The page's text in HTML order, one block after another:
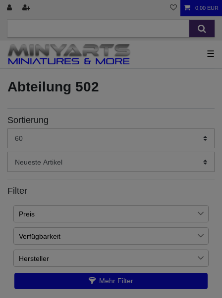
0,00 EUR
☰
Abteilung 502
Sortierung
Filter
Preis
€ ― €
Übernehmen
Verfügbarkeit
Auf Lager 7
Hersteller
Abteilung 502 7
Mehr Filter